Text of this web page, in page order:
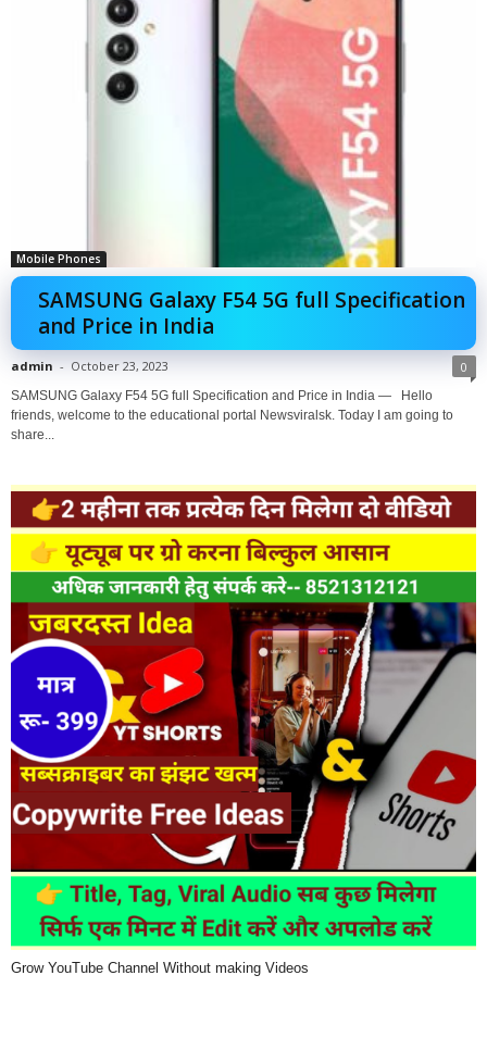
Mobile Phones
SAMSUNG Galaxy F54 5G full Specification
and Price in India
admin - October 23, 2023 0
SAMSUNG Galaxy F54 5G full Specification and Price in India — Hello
friends, welcome to the educational portal Newsviralsk. Today I am going to
share...
Grow YouTube Channel Without making Videos